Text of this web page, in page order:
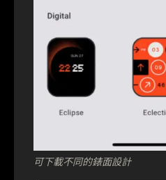
可下載不同的錶面設計